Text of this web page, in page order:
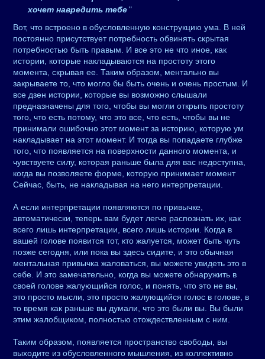
хочет навредить тебе"
Вот, что встроено в обусловленную конструкцию ума. В ней
постоянно присутствует потребность обвинять скрытая
потребностью быть правым. И все это не что иное, как
истории, которые накладываются на простоту этого
момента, скрывая ее. Таким образом, ментально вы
закрываете то, что могло бы быть очень и очень простым. И
все дзен истории, которые вы возможно слышали
предназначены для того, чтобы вы могли открыть простоту
того, что есть потому, что это все, что есть, чтобы вы не
принимали ошибочно этот момент за историю, которую ум
накладывает на этот момент. И тогда вы попадаете глубже
того, что появляется на поверхности данного момента, и
чувствуете силу, которая раньше была для вас недоступна,
когда вы позволяете форме, которую принимает момент
Сейчас, быть, не накладывая на него интерпретации.
А если интерпретации появляются по привычке,
автоматически, теперь вам будет легче распознать их, как
всего лишь интерпретации, всего лишь истории. Когда в
вашей голове появится тот, кто жалуется, может быть чуть
позже сегодня, или пока вы здесь сидите, и это обычная
ментальная привычка жаловаться, вы можете увидеть это в
себе. И это замечательно, когда вы можете обнаружить в
своей голове жалующийся голос, и понять, что это не вы,
это просто мысли, это просто жалующийся голос в голове, в
то время как раньше вы думали, что это были вы. Вы были
этим жалобщиком, полностью отождествленным с ним.
Таким образом, появляется пространство свободы, вы
выходите из обусловленного мышления, из коллективно